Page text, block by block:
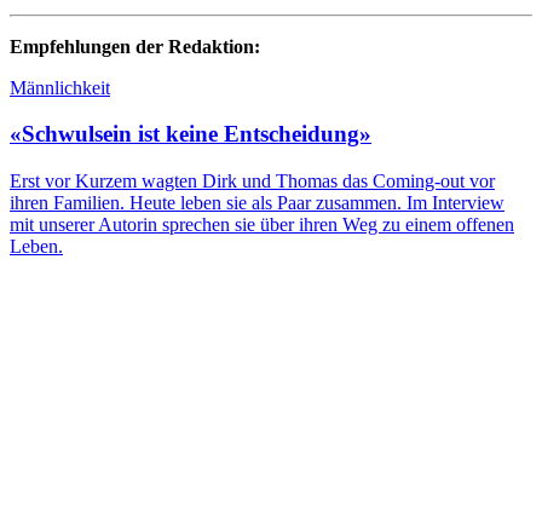
Empfehlungen der Redaktion:
Männlichkeit
«Schwulsein ist keine Entscheidung»
Erst vor Kurzem wagten Dirk und Thomas das Coming-out vor
ihren Familien. Heute leben sie als Paar zusammen. Im Interview
mit unserer Autorin sprechen sie über ihren Weg zu einem offenen
Leben.